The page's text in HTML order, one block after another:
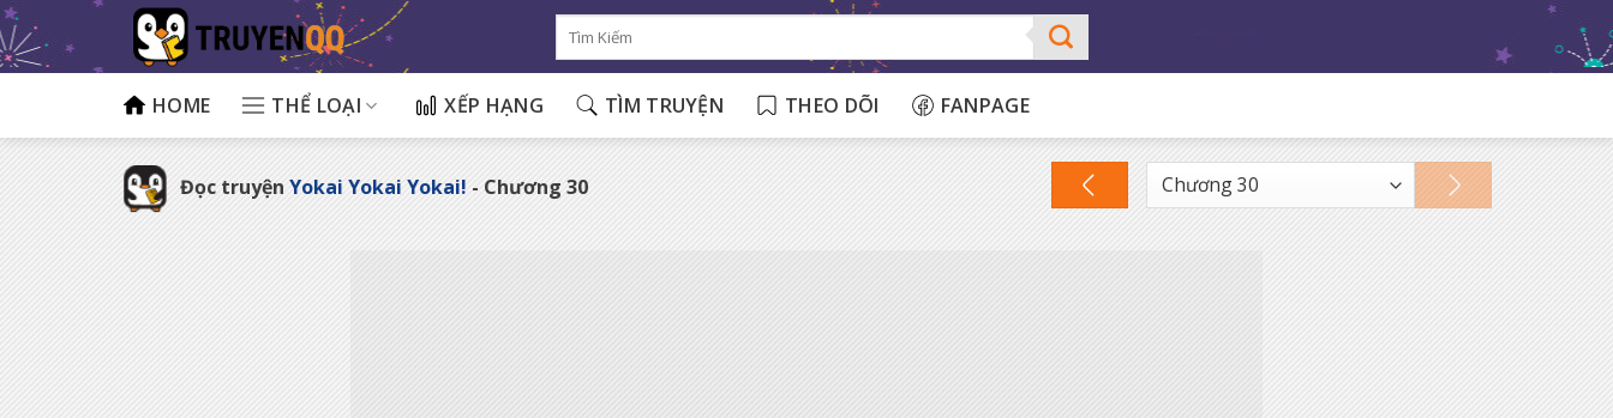
Bỏ
qua
nội
HOME THỂ LOẠI XẾP HẠNG TÌM TRUYỆN THEO DÕI FANPAGE
Đọc truyện Yokai Yokai Yokai! - Chương 30